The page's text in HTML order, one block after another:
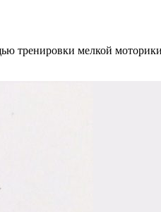
тренировки мелкой